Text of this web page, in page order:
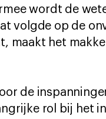
wordt de
volgde op de
maakt het
de
rol bij het